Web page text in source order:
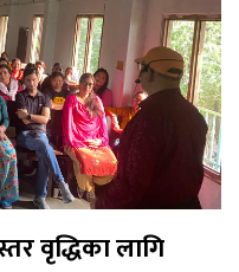
वृद्धिका लागि